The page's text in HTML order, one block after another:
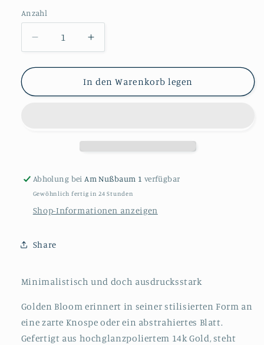
Anzahl
Verringere
die
Menge
Golden
Erhöhe
die
Menge
für
Golden
In den Warenkorb legen
Abholung beiAm Nußbaum 1 verfügbar
Gewöhnlich fertig in 24 Stunden
Shop-Informationen anzeigen
Share
Minimalistisch und doch ausdrucksstark
Golden Bloom erinnert in seiner stilisierten Form an
eine zarte Knospe oder ein abstrahiertes Blatt.
Gefertigt aus hochglanzpoliertem 14k Gold, steht